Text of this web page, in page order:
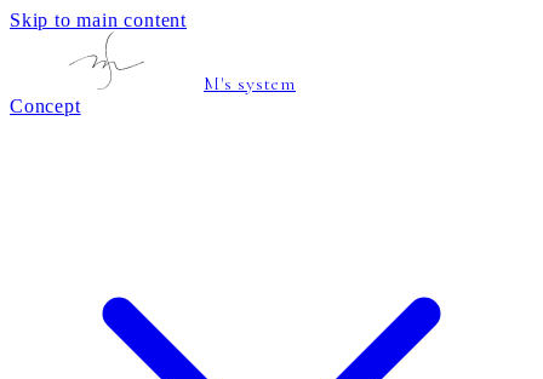
Skip to main content
M's system
Concept